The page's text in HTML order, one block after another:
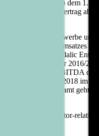
Geschäftsjahr ab dem
Stimmbindungsvertrag
der Neuerwerbe
des Konzernumsatzes
der Daedalic
im Geschäftsjahr 2016/
unterhalb des EBITDA
2017/2018 im
Insgesamt
de/investor-